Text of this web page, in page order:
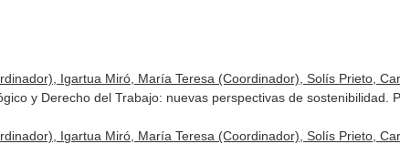
Igartua Miró, María Teresa (Coordinador), Solís Prieto,
y Derecho del Trabajo: nuevas perspectivas de sostenibilidad.
Igartua Miró, María Teresa (Coordinador), Solís Prieto,